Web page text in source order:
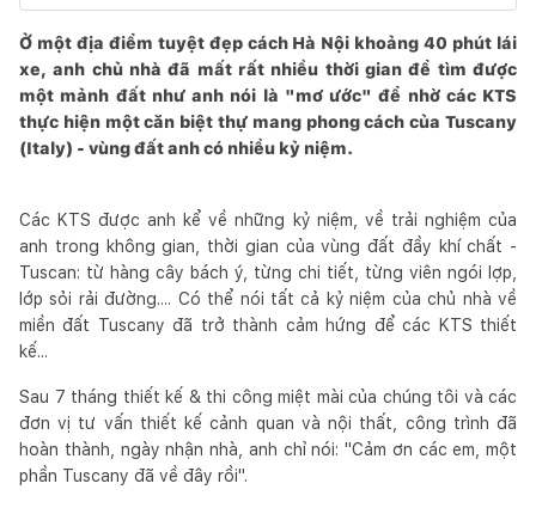
Ở một địa điểm tuyệt đẹp cách Hà Nội khoảng 40 phút lái
xe, anh chủ nhà đã mất rất nhiều thời gian để tìm được
một mảnh đất như anh nói là "mơ ước" để nhờ các KTS
thực hiện một căn biệt thự mang phong cách của Tuscany
(Italy) - vùng đất anh có nhiều kỷ niệm.
Các KTS được anh kể về những kỷ niệm, về trải nghiệm của
anh trong không gian, thời gian của vùng đất đầy khí chất -
Tuscan: từ hàng cây bách ý, từng chi tiết, từng viên ngói lợp,
lớp sỏi rải đường.... Có thể nói tất cả kỷ niệm của chủ nhà về
miền đất Tuscany đã trở thành cảm hứng để các KTS thiết
kế...
Sau 7 tháng thiết kế & thi công miệt mài của chúng tôi và các
đơn vị tư vấn thiết kế cảnh quan và nội thất, công trình đã
hoàn thành, ngày nhận nhà, anh chỉ nói: "Cảm ơn các em, một
phần Tuscany đã về đây rồi".